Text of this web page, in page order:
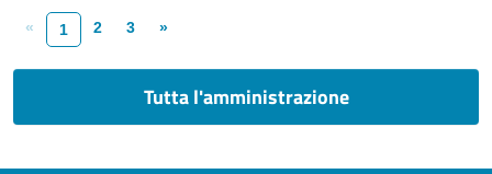
« 1 2 3 »
Tutta l'amministrazione